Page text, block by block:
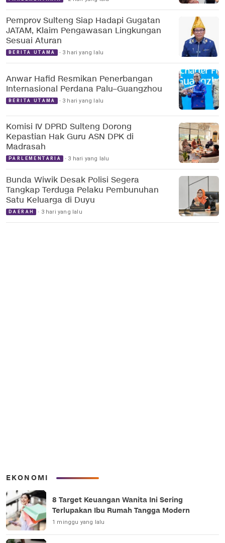
Pemprov Sulteng Siap Hadapi Gugatan
JATAM, Klaim Pengawasan Lingkungan
Sesuai Aturan
BERITA UTAMA 3 hari yang lalu
Anwar Hafid Resmikan Penerbangan
Internasional Perdana Palu–Guangzhou
BERITA UTAMA 3 hari yang lalu
Komisi IV DPRD Sulteng Dorong
Kepastian Hak Guru ASN DPK di
Madrasah
PARLEMENTARIA 3 hari yang lalu
Bunda Wiwik Desak Polisi Segera
Tangkap Terduga Pelaku Pembunuhan
Satu Keluarga di Duyu
DAERAH 3 hari yang lalu
EKONOMI
8 Target Keuangan Wanita Ini Sering
Terlupakan Ibu Rumah Tangga Modern
1 minggu yang lalu